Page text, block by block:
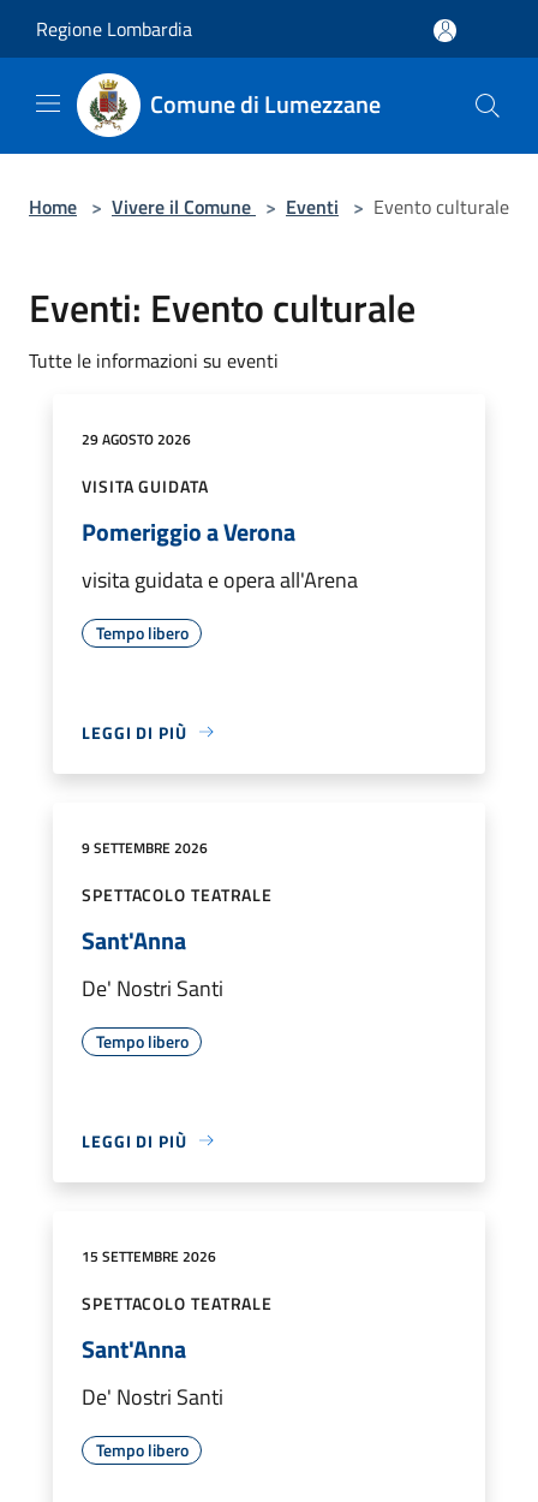
Regione Lombardia
Comune di Lumezzane
Home > Vivere il Comune > Eventi > Evento culturale
Eventi: Evento culturale
Tutte le informazioni su eventi
29 AGOSTO 2026
VISITA GUIDATA
Pomeriggio a Verona
visita guidata e opera all'Arena
Tempo libero
LEGGI DI PIÙ
9 SETTEMBRE 2026
SPETTACOLO TEATRALE
Sant'Anna
De' Nostri Santi
Tempo libero
LEGGI DI PIÙ
15 SETTEMBRE 2026
SPETTACOLO TEATRALE
Sant'Anna
De' Nostri Santi
Tempo libero